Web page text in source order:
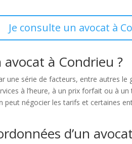
Je consulte un avocat à
à Condrieu ?
une série de facteurs, entre autres
à l’heure, à un prix forfait ou à
peut négocier les tarifs et certaines
d’un